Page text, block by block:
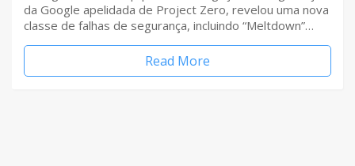
da Google apelidada de Project Zero, revelou uma nova
classe de falhas de segurança, incluindo “Meltdown”…
Read More